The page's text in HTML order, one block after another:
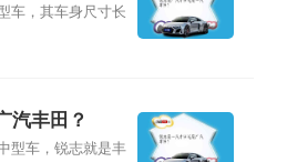
车，其车身尺寸长
汽丰田？
型车，锐志就是丰